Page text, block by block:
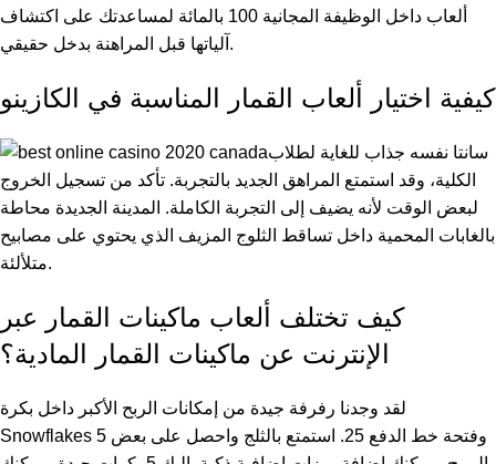
ألعاب داخل الوظيفة المجانية 100 بالمائة لمساعدتك على اكتشاف
آلياتها قبل المراهنة بدخل حقيقي.
كيفية اختيار ألعاب القمار المناسبة في الكازينو
سانتا نفسه جذاب للغاية لطلاب
الكلية، وقد استمتع المراهق الجديد بالتجربة. تأكد من تسجيل الخروج
لبعض الوقت لأنه يضيف إلى التجربة الكاملة. المدينة الجديدة محاطة
بالغابات المحمية داخل تساقط الثلوج المزيف الذي يحتوي على مصابيح
متلألئة.
كيف تختلف ألعاب ماكينات القمار عبر
الإنترنت عن ماكينات القمار المادية؟
لقد وجدنا رفرفة جيدة من إمكانات الربح الأكبر داخل بكرة
Snowflakes 5 وفتحة خط الدفع 25. استمتع بالثلج واحصل على بعض